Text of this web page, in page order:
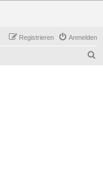
Anmelden
Registrieren